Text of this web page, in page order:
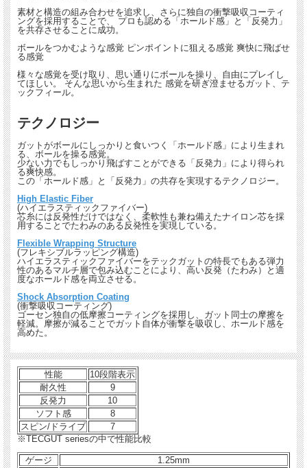
素材と構造の組み合わせを追求し、さらに独自の衝撃吸収コーティ
ングを採用することで、 プロも認める「ホールド感」と「反発力」
を共存させることに成功。
ボールをつかむような感覚 ピンポイントに狙える感覚 爽快に飛ばせ
る感覚
様々な感覚を受け取り、思い通りにボールを操り、自由にプレイし
てほしい。 そんな思いから生まれた 感覚を研ぎ澄ませるガット、テ
ックフィール。
テクノロジー
ガットがボールにしっかりと食いつく「ホールド感」により生まれ
る、ボールを操る感覚。
少ない力でもしっかり飛ばすことができる「反発力」により得られ
る爽快感。
この「ホールド感」と「反発力」の共存を実現するテクノロジー。
High Elastic Fiber
(ハイエラスティックファイバー)
芯糸には反発性だけではなく、柔軟性も兼ね備えたナイロン芯を採
用することでたわみのある反発性を実現している。
Flexible Wrapping Structure
(フレキシブルラッピング構造)
ハイエラスティックファイバーをテックガットの特長でもある弾力
性のあるマルチ層で包み込むことにより、高い反発（たわみ）と適
度なホールド感を両立させる。
Shock Absorption Coating
(衝撃吸収コーティング)
ゴーセン独自の低摩擦コーティングを採用し、ガット同士の摩擦を
軽減。摩擦が減ることでガット自体が衝撃を吸収し、ホールド感を
高めた。
性能
10段階表示
耐久性
9
反発力
10
ソフト感
8
スピン/ドライブ
7
※TECGUT seriesの中で性能比較
ゲージ
1.25mm